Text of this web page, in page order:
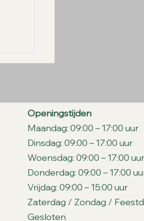
Openingstijden
Maandag: 09:00 – 17:00 uur
Dinsdag: 09:00 – 17:00 uur
Woensdag: 09:00 – 17:00 uur
Donderdag: 09:00 – 17:00
Vrijdag: 09:00 – 15:00 uur
Zaterdag / Zondag /
Gesloten